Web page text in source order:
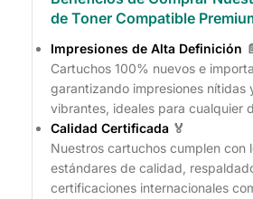
de Toner Compatible
Impresiones de Alta Definición
Cartuchos 100% nuevos e
garantizando impresiones nítidas
vibrantes, ideales para cualquier
Calidad Certificada 🏅
Nuestros cartuchos cumplen con
estándares de calidad,
certificaciones internacionales